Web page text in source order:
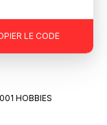
LE CODE
HOBBIES